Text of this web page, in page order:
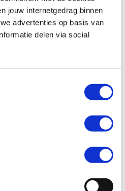
jouw internetgedrag binnen
advertenties op basis van
delen via social
Honda
CB 650 F
€ 7.499,-